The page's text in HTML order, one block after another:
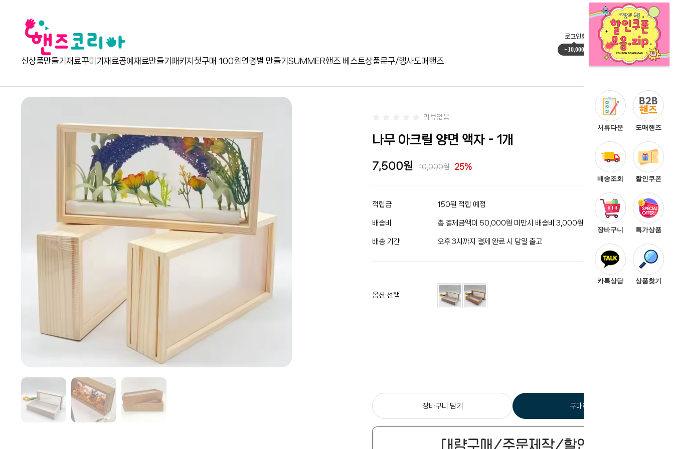
로그인회원가입
+10,000
마이페이지 주문배송
신상품만들기재료꾸미기재료공예재료만들기패키지 첫구매 100원연령별 만들기 SUMMER핸즈 베스트상품문구/행사도매핸즈 0
서류다운 도매핸즈
배송조회 할인쿠폰
장바구니 특가상품
카톡상담 상품찾기
리뷰없음
나무 아크릴 양면 액자 - 1개
7,500 10,000 25%
적립금 150원 적립 예정
배송비 총 결제금액이 50,000원 미만시 배송비 3,000원이 청구됩니다.
배송 기간 오후 3시까지 결제 완료 시 당일 출고
옵션 선택
장바구니 담기 구매하기